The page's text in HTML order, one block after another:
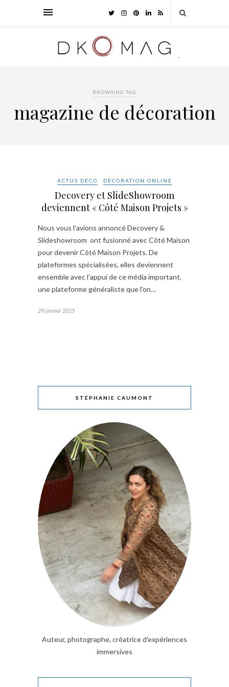
BROWSING TAG
magazine de décoration
ACTUS DÉCO DÉCORATION ONLINE
Decovery et SlideShowroom
deviennent « Côté Maison Projets »
Nous vous l’avions annoncé Decovery &
Slideshowroom ont fusionné avec Côté Maison
pour devenir Côté Maison Projets. De
plateformes spécialisées, elles deviennent
ensemble avec l’appui de ce média important,
une plateforme généraliste que l’on…
29 janvier 2015
STÉPHANIE CAUMONT
Auteur, photographe, créatrice d'expériences
immersives